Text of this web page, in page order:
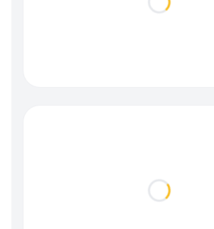
Loading...
Loading...